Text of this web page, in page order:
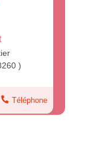
)
Téléphone